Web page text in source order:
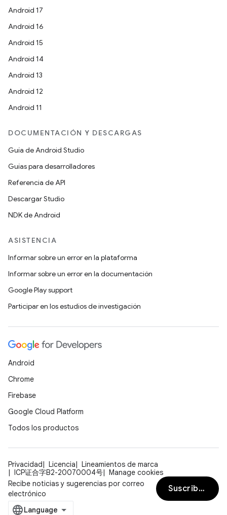
Android 17
Android 16
Android 15
Android 14
Android 13
Android 12
Android 11
DOCUMENTACIÓN Y DESCARGAS
Guía de Android Studio
Guías para desarrolladores
Referencia de API
Descargar Studio
NDK de Android
ASISTENCIA
Informar sobre un error en la plataforma
Informar sobre un error en la documentación
Google Play support
Participar en los estudios de investigación
Android
Chrome
Firebase
Google Cloud Platform
Todos los productos
Privacidad Licencia
Lineamientos de marca
ICP证合字B2-20070004号
Manage cookies
Recibe noticias y sugerencias por correo
electrónico
Suscribirse